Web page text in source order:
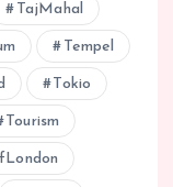
TajMahal
Tempel
Tokio
Tourism